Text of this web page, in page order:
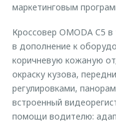
маркетинговым
Кроссовер OMODA C5
в дополнение к
коричневую кожаную
окраску кузова,
регулировками,
встроенный
помощи водителю: